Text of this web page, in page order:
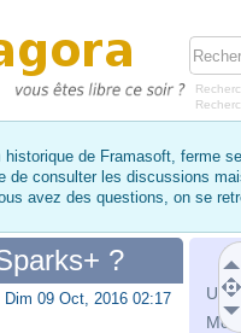
historique de Framasoft, ferme
consulter les discussions
avez des questions, on se
Mot
?
Dim 09 Oct, 2016 02:17